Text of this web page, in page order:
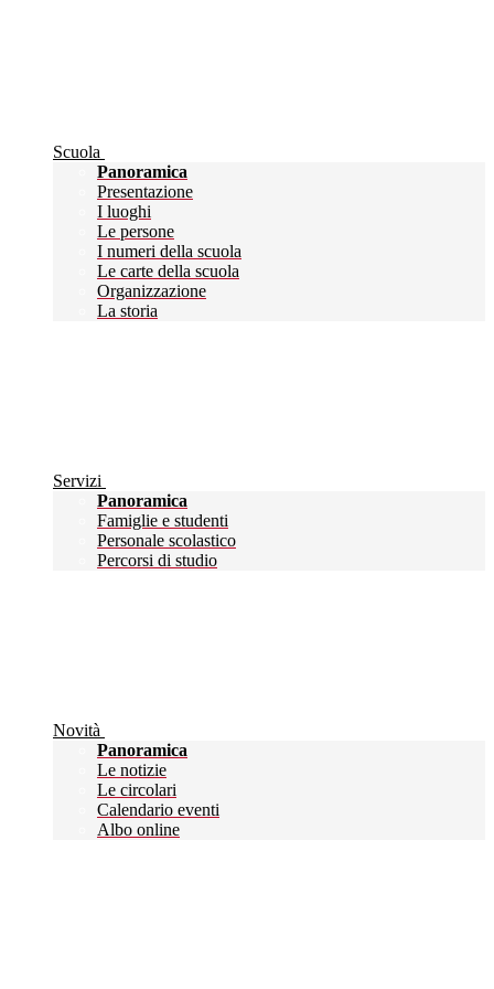
Scuola
Panoramica
Presentazione
I luoghi
Le persone
I numeri della scuola
Le carte della scuola
Organizzazione
La storia
Servizi
Panoramica
Famiglie e studenti
Personale scolastico
Percorsi di studio
Novità
Panoramica
Le notizie
Le circolari
Calendario eventi
Albo online